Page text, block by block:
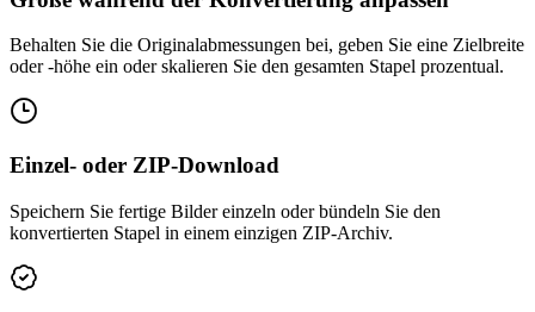
Behalten Sie die Originalabmessungen bei, geben Sie eine Zielbreite
oder -höhe ein oder skalieren Sie den gesamten Stapel prozentual.
Einzel- oder ZIP-Download
Speichern Sie fertige Bilder einzeln oder bündeln Sie den
konvertierten Stapel in einem einzigen ZIP-Archiv.